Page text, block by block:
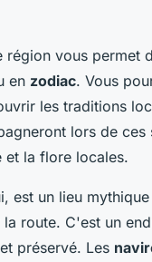
région vous permet
en zodiac. Vous
les traditions
lors de
et la flore locales.
est un lieu
route. C'est un
préservé. Les